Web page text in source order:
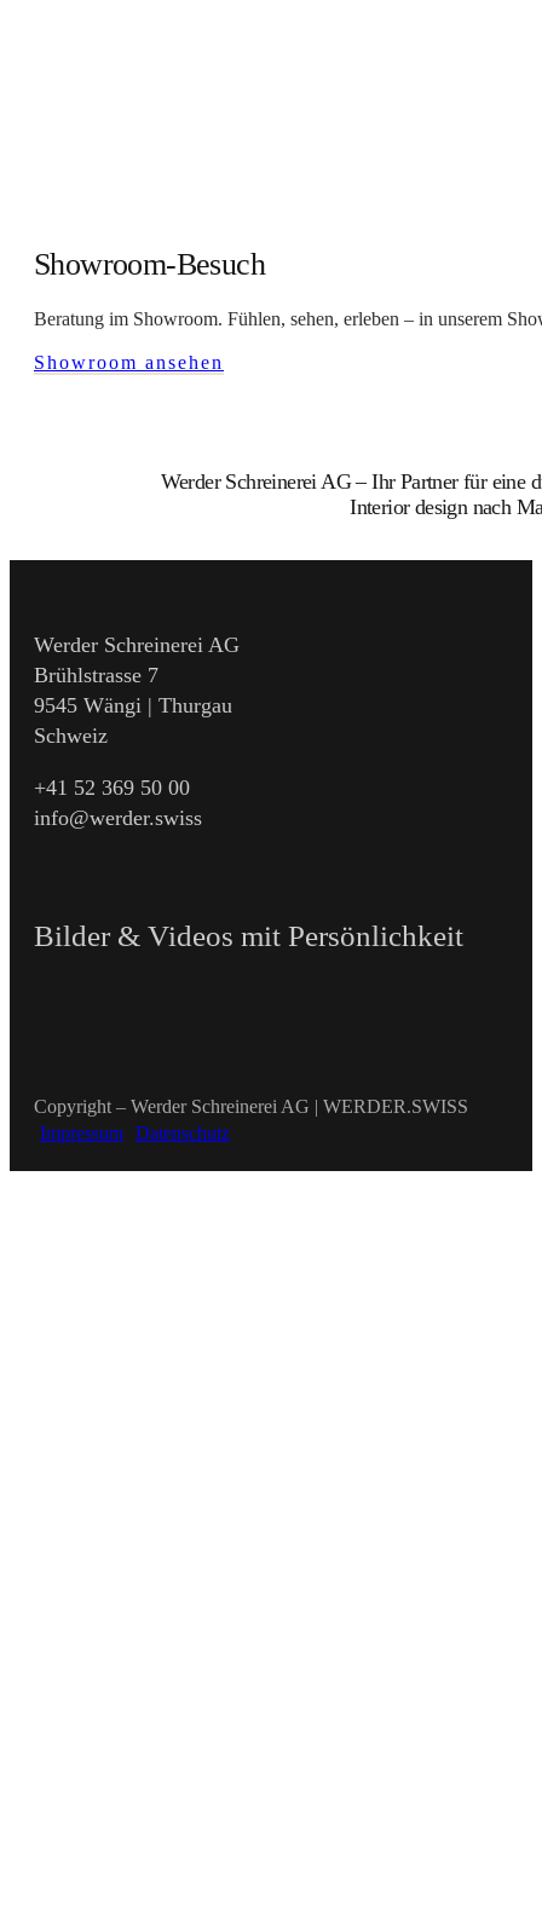
Showroom-Besuch
Beratung im Showroom. Fühlen, sehen, erleben – in unserem
Showroom ansehen
Werder Schreinerei AG – Ihr Partner für eine
Interior design nach
Werder Schreinerei AG
Brühlstrasse 7
9545 Wängi | Thurgau
Schweiz
+41 52 369 50 00
info@werder.swiss
Bilder & Videos mit Persönlichkeit
Copyright – Werder Schreinerei AG | WERDER.SWISS
Impressum Datenschutz